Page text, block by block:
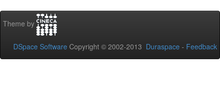
Theme by
DSpace Software Copyright © 2002-2013 Duraspace - Feedback